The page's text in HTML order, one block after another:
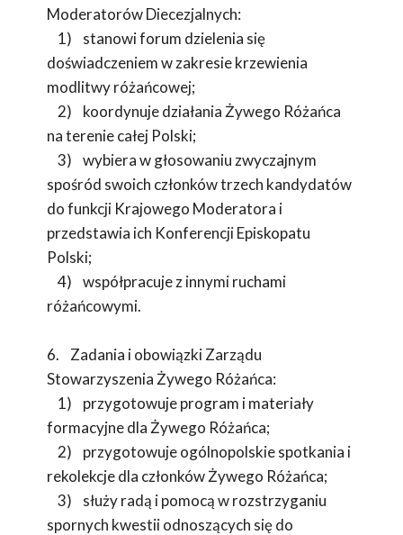
Moderatorów Diecezjalnych:
1) stanowi forum dzielenia się
doświadczeniem w zakresie krzewienia
modlitwy różańcowej;
2) koordynuje działania Żywego Różańca
na terenie całej Polski;
3) wybiera w głosowaniu zwyczajnym
spośród swoich członków trzech kandydatów
do funkcji Krajowego Moderatora i
przedstawia ich Konferencji Episkopatu
Polski;
4) współpracuje z innymi ruchami
różańcowymi.
6. Zadania i obowiązki Zarządu
Stowarzyszenia Żywego Różańca:
1) przygotowuje program i materiały
formacyjne dla Żywego Różańca;
2) przygotowuje ogólnopolskie spotkania i
rekolekcje dla członków Żywego Różańca;
3) służy radą i pomocą w rozstrzyganiu
spornych kwestii odnoszących się do